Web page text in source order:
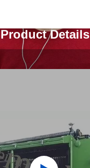
Product Details